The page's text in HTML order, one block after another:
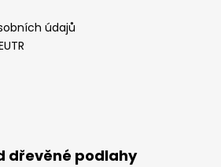
údajů
dřevěné podlahy